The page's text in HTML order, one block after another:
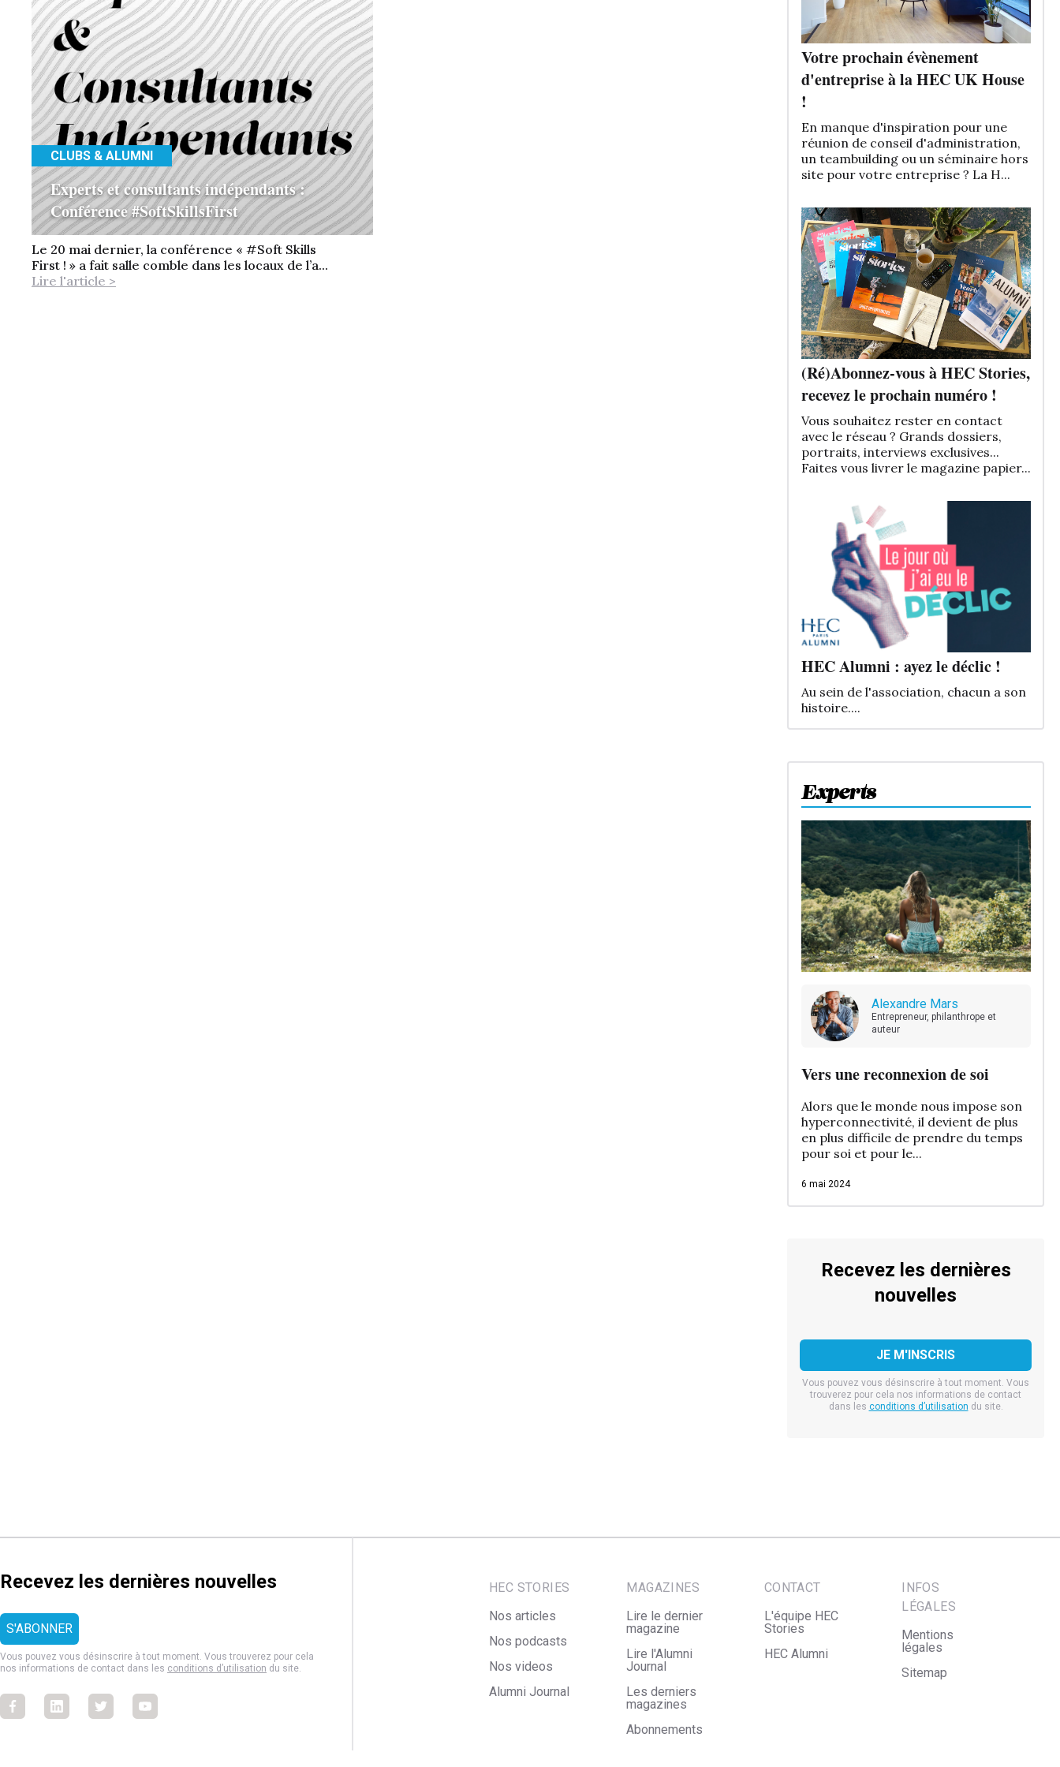
CLUBS & ALUMNI
Experts et consultants indépendants :
Conférence #SoftSkillsFirst
Le 20 mai dernier, la conférence « #Soft Skills
First ! » a fait salle comble dans les locaux de l’a...
Lire l'article >
Experts
Alexandre Mars
Entrepreneur, philanthrope et
auteur
Vers une reconnexion de soi
Alors que le monde nous impose son
hyperconnectivité, il devient de plus
en plus difficile de prendre du temps
pour soi et pour le...
6 mai 2024
Recevez les dernières
nouvelles
Vous pouvez vous désinscrire à tout moment. Vous
trouverez pour cela nos informations de contact
dans les conditions d’utilisation du site.
Votre prochain évènement
d'entreprise à la HEC UK House
!
En manque d'inspiration pour une
réunion de conseil d'administration,
un teambuilding ou un séminaire hors
site pour votre entreprise ? La H...
(Ré)Abonnez-vous à HEC Stories,
recevez le prochain numéro !
Vous souhaitez rester en contact
avec le réseau ? Grands dossiers,
portraits, interviews exclusives...
Faites vous livrer le magazine papier...
HEC Alumni : ayez le déclic !
Au sein de l'association, chacun a son
histoire....
Recevez les dernières nouvelles
Vous pouvez vous désinscrire à tout moment. Vous trouverez pour cela
nos informations de contact dans les conditions d’utilisation du site.
FacebookFacebookFacebookFacebook
HEC STORIES
Nos articles
Nos podcasts
Nos videos
Alumni Journal
MAGAZINES
Lire le dernier
magazine
Lire l'Alumni
Journal
Les derniers
magazines
Abonnements
CONTACT
L'équipe HEC
Stories
HEC Alumni
INFOS
LÉGALES
Mentions
légales
Sitemap